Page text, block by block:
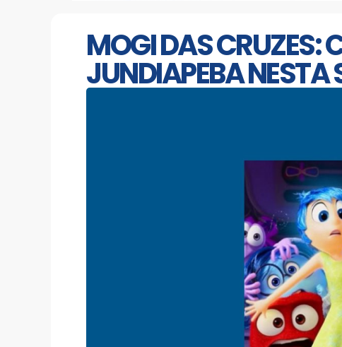
MOGI DAS CRUZES:
JUNDIAPEBA